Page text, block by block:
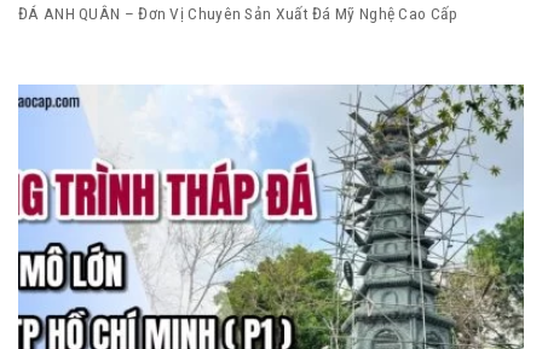
ĐÁ ANH QUÂN – Đơn Vị Chuyên Sản Xuất Đá Mỹ Nghệ Cao Cấp